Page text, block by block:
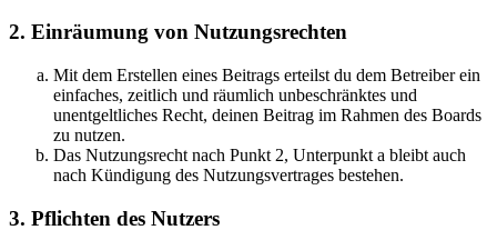
2. Einräumung von Nutzungsrechten
Mit dem Erstellen eines Beitrags erteilst du dem Betreiber ein
einfaches, zeitlich und räumlich unbeschränktes und
unentgeltliches Recht, deinen Beitrag im Rahmen des Boards
zu nutzen.
Das Nutzungsrecht nach Punkt 2, Unterpunkt a bleibt auch
nach Kündigung des Nutzungsvertrages bestehen.
3. Pflichten des Nutzers